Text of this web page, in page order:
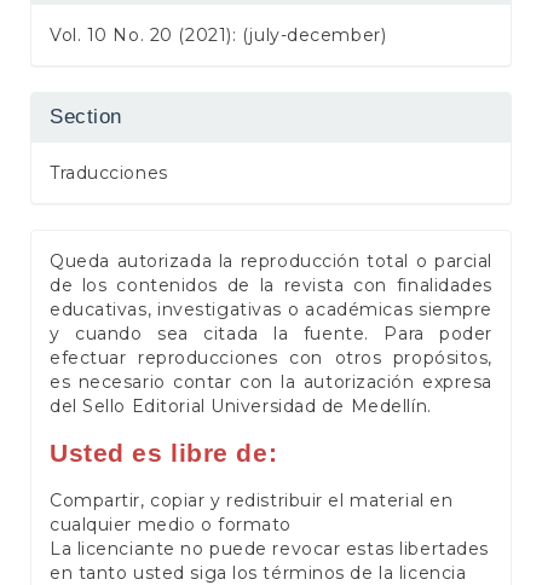
Vol. 10 No. 20 (2021): (july-december)
Section
Traducciones
Queda autorizada la reproducción total o parcial
de los contenidos de la revista con finalidades
educativas, investigativas o académicas siempre
y cuando sea citada la fuente. Para poder
efectuar reproducciones con otros propósitos,
es necesario contar con la autorización expresa
del Sello Editorial Universidad de Medellín.
Usted es libre de:
Compartir, copiar y redistribuir el material en
cualquier medio o formato
La licenciante no puede revocar estas libertades
en tanto usted siga los términos de la licencia